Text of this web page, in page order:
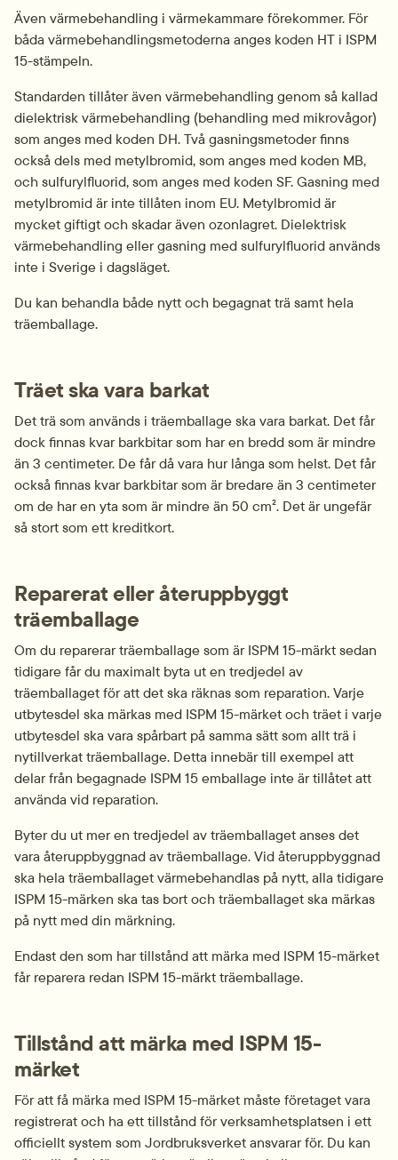
Även värmebehandling i värmekammare förekommer. För
båda värmebehandlingsmetoderna anges koden HT i ISPM
15-stämpeln.
Standarden tillåter även värmebehandling genom så kallad
dielektrisk värmebehandling (behandling med mikrovågor)
som anges med koden DH. Två gasningsmetoder finns
också dels med metylbromid, som anges med koden MB,
och sulfurylfluorid, som anges med koden SF. Gasning med
metylbromid är inte tillåten inom EU. Metylbromid är
mycket giftigt och skadar även ozonlagret. Dielektrisk
värmebehandling eller gasning med sulfurylfluorid används
inte i Sverige i dagsläget.
Du kan behandla både nytt och begagnat trä samt hela
träemballage.
Träet ska vara barkat
Det trä som används i träemballage ska vara barkat. Det får
dock finnas kvar barkbitar som har en bredd som är mindre
än 3 centimeter. De får då vara hur långa som helst. Det får
också finnas kvar barkbitar som är bredare än 3 centimeter
om de har en yta som är mindre än 50 cm². Det är ungefär
så stort som ett kreditkort.
Reparerat eller återuppbyggt
träemballage
Om du reparerar träemballage som är ISPM 15-märkt sedan
tidigare får du maximalt byta ut en tredjedel av
träemballaget för att det ska räknas som reparation. Varje
utbytesdel ska märkas med ISPM 15-märket och träet i varje
utbytesdel ska vara spårbart på samma sätt som allt trä i
nytillverkat träemballage. Detta innebär till exempel att
delar från begagnade ISPM 15 emballage inte är tillåtet att
använda vid reparation.
Byter du ut mer en tredjedel av träemballaget anses det
vara återuppbyggnad av träemballage. Vid återuppbyggnad
ska hela träemballaget värmebehandlas på nytt, alla tidigare
ISPM 15-märken ska tas bort och träemballaget ska märkas
på nytt med din märkning.
Endast den som har tillstånd att märka med ISPM 15-märket
får reparera redan ISPM 15-märkt träemballage.
Tillstånd att märka med ISPM 15-
märket
För att få märka med ISPM 15-märket måste företaget vara
registrerat och ha ett tillstånd för verksamhetsplatsen i ett
officiellt system som Jordbruksverket ansvarar för. Du kan